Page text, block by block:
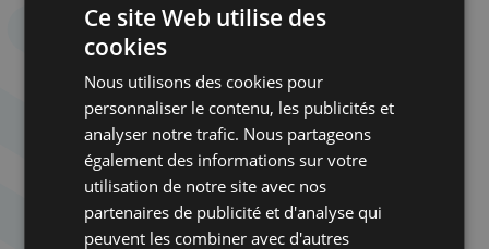
le souvenir d’actes de résistance devenus
symboliques, comme l’attaque du XXe convoi en
train de déportation parti de Malines vers
Auschwitz, permettant à plusieurs déportés de
s’échapper. Cet acte unique dans l’histoire de la
déportation en Europe rappelle que même dans les
heures les plus sombres, certains ont refusé
l’indifférence.
Ce site Web utilise des
cookies
Nous utilisons des cookies pour
personnaliser le contenu, les publicités et
analyser notre trafic. Nous partageons
également des informations sur votre
utilisation de notre site avec nos
partenaires de publicité et d'analyse qui
peuvent les combiner avec d'autres